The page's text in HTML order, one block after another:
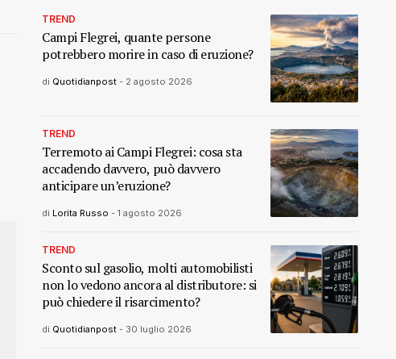
TREND
Campi Flegrei, quante persone
potrebbero morire in caso di eruzione?
di Quotidianpost - 2 agosto 2026
TREND
Terremoto ai Campi Flegrei: cosa sta
accadendo davvero, può davvero
anticipare un’eruzione?
di Lorita Russo - 1 agosto 2026
TREND
Sconto sul gasolio, molti automobilisti
non lo vedono ancora al distributore: si
può chiedere il risarcimento?
di Quotidianpost - 30 luglio 2026